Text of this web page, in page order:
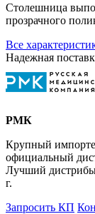
Столешница
прозрачного
Все
Надежная
РМК
Крупный
официальный
Лучший
г.
Запросить КП